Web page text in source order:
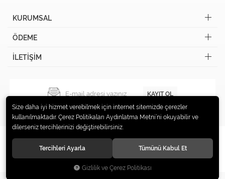
KURUMSAL
ÖDEME
İLETİŞİM
KAYIT OL
© 2019 Uzay Exclusive Tüm hakları saklıdır.
Size daha iyi hizmet verebilmek için internet sitemizde çerezler
kullanılmaktadır. Çerez Politikaları Aydınlatma Metni’ni okuyabilir ve
dilerseniz tercihlerinizi değiştirebilirsiniz.
Tercihleri Ayarla Tümünü Kabul Et
Gizlilik ve Çerez Politikası